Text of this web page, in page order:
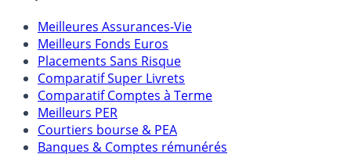
Comparatifs
Meilleures Assurances-Vie
Meilleurs Fonds Euros
Placements Sans Risque
Comparatif Super Livrets
Comparatif Comptes à Terme
Meilleurs PER